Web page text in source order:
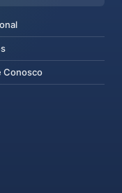
Conosco